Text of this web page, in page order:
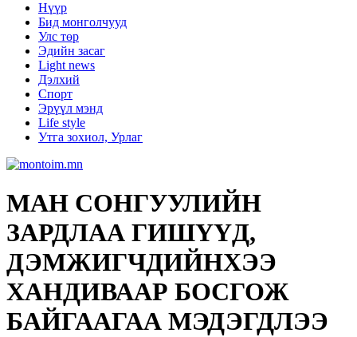
Нүүр
Бид монголчууд
Улс төр
Эдийн засаг
Light news
Дэлхий
Спорт
Эрүүл мэнд
Life style
Утга зохиол, Урлаг
МАН СОНГУУЛИЙН
ЗАРДЛАА ГИШҮҮД,
ДЭМЖИГЧДИЙНХЭЭ
ХАНДИВААР БОСГОЖ
БАЙГААГАА МЭДЭГДЛЭЭ